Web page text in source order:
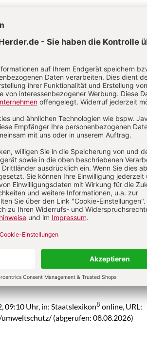
dessen Qualität als genuiner
und staatlichen Handelns: So
Agrarpolitik) auch Aspekte der
und der sicheren
Umweltgefährdungen wie
Problem, was sich in
niederschlägt, zugleich
höchst komplexen Anliegens U.
Töller: Umweltpolitik in Deutschland,
09:10 Uhr, in: Staatslexikon8 online, URL:
(abgerufen: 08.08.2026)